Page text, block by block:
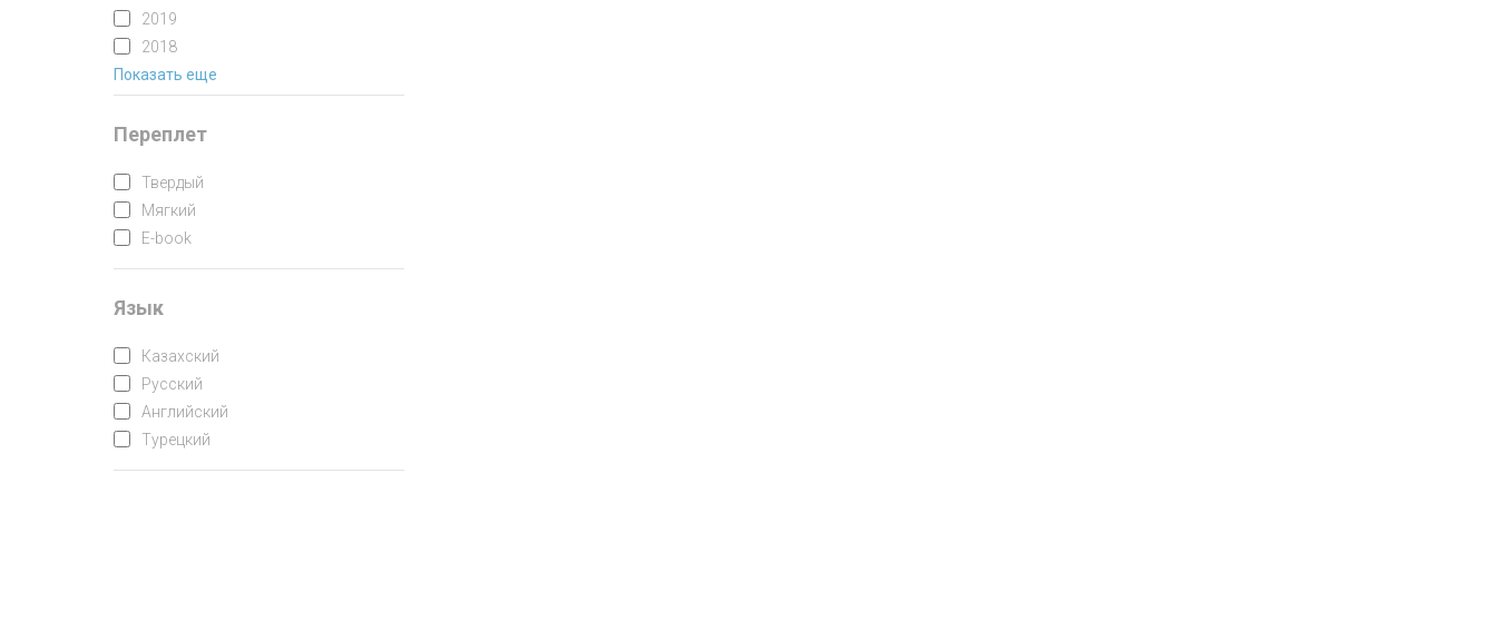
2019
2018
2017
2015
2013
2012
2011
2010
Показать еще
Переплет
Твердый
Мягкий
E-book
Язык
Казахский
Русский
Английский
Турецкий